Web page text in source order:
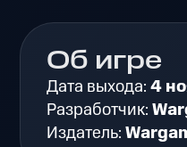
Об игре
Дата выхода:4
Разработчик:
Издатель: